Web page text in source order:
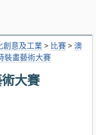
創意及工業 > 比賽> 澳
裝畫藝術大賽
大賽